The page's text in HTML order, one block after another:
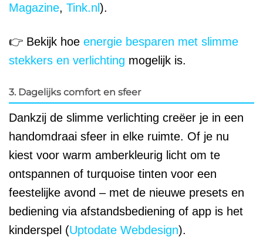
Magazine, Tink.nl).
👉 Bekijk hoe energie besparen met slimme
stekkers en verlichting mogelijk is.
3. Dagelijks comfort en sfeer
Dankzij de slimme verlichting creëer je in een
handomdraai sfeer in elke ruimte. Of je nu
kiest voor warm amberkleurig licht om te
ontspannen of turquoise tinten voor een
feestelijke avond – met de nieuwe presets en
bediening via afstandsbediening of app is het
kinderspel (Uptodate Webdesign).